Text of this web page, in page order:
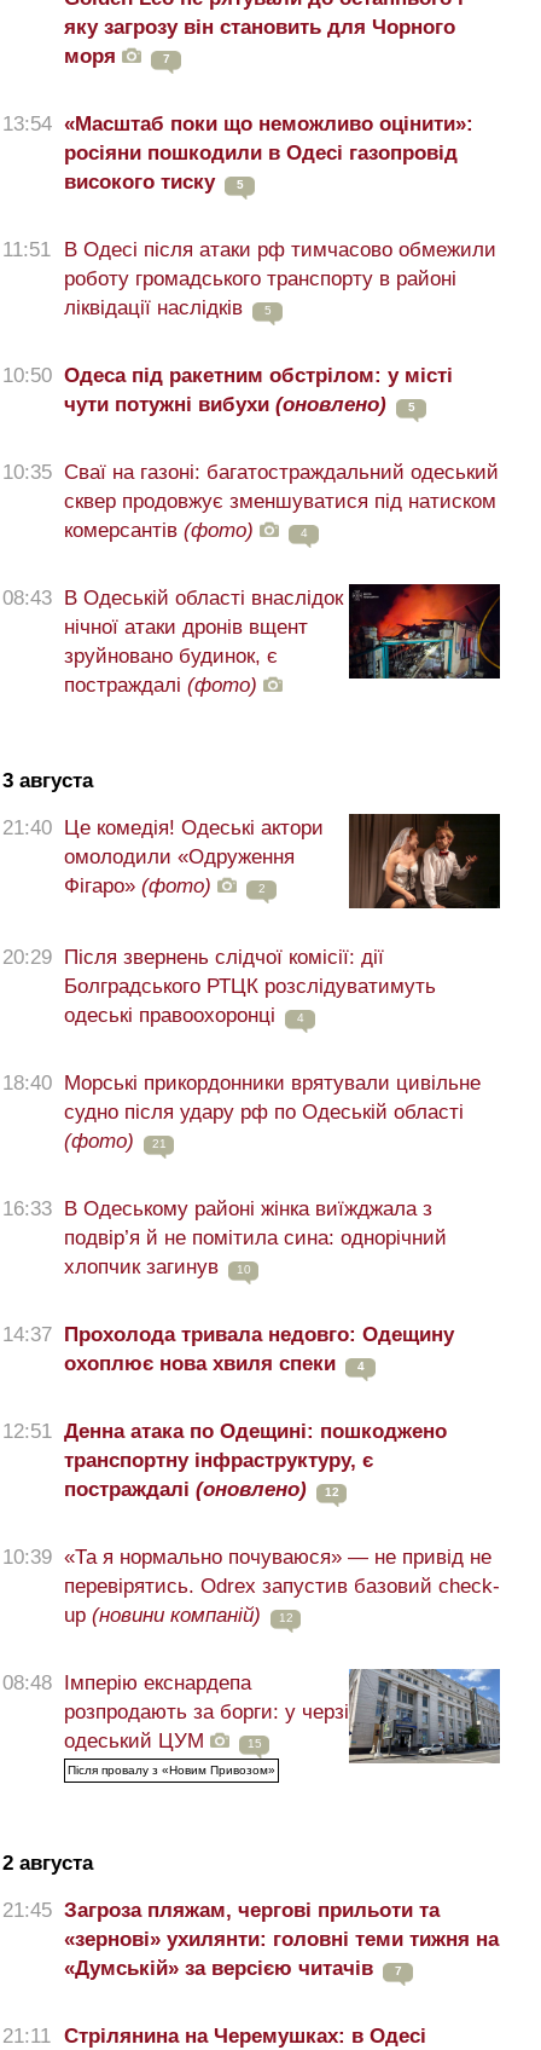
яку загрозу він становить для Чорного
моря
7
13:54 «Масштаб поки що неможливо оцінити»:
росіяни пошкодили в Одесі газопровід
високого тиску
5
11:51
В Одесі після атаки рф тимчасово обмежили
роботу громадського транспорту в районі
ліквідації наслідків
5
10:50 Одеса під ракетним обстрілом: у місті
чути потужні вибухи (оновлено) 5
10:35 Сваї на газоні: багатостраждальний одеський
сквер продовжує зменшуватися під натиском
комерсантів (фото) 4
08:43
В Одеській області внаслідок
нічної атаки дронів вщент
зруйновано будинок, є
постраждалі (фото)
3 августа
21:40
Це комедія! Одеські актори
омолодили «Одруження
Фігаро» (фото) 2
20:29
Після звернень слідчої комісії: дії
Болградського РТЦК розслідуватимуть
одеські правоохоронці
4
18:40
Морські прикордонники врятували цивільне
судно після удару рф по Одеській області
(фото)
21
16:33
В Одеському районі жінка виїжджала з
подвір’я й не помітила сина: однорічний
хлопчик загинув
10
14:37
Прохолода тривала недовго: Одещину
охоплює нова хвиля спеки
4
12:51 Денна атака по Одещині: пошкоджено
транспортну інфраструктуру, є
постраждалі (оновлено) 12
10:39 «Та я нормально почуваюся» — не привід не
перевірятись. Odrex запустив базовий check-
up (новини компаній) 12
08:48
Імперію екснардепа
розпродають за борги: у черзі
одеський ЦУМ
15
Після провалу з «Новим Привозом»
2 августа
21:45 Загроза пляжам, чергові прильоти та
«зернові» ухилянти: головні теми тижня на
«Думській» за версією читачів
7
21:11 Стрілянина на Черемушках: в Одесі